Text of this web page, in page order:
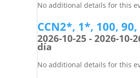
No additional details for this
CCN2*, 1*, 100, 90,
2026-10-25 - 2026-10-
día
No additional details for this